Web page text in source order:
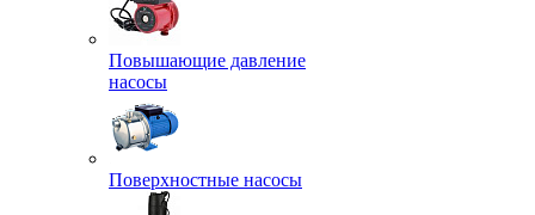
Повышающие давление
насосы
Поверхностные насосы